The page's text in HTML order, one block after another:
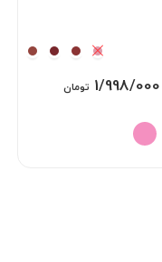
قیمت
1/998/000 تومانقیمت